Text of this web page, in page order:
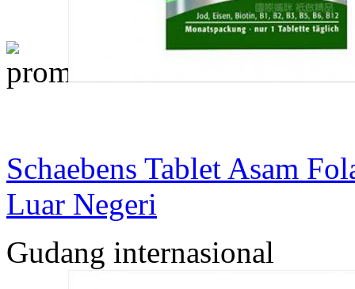
Schaebens Tablet Asam
Luar Negeri
Gudang internasional